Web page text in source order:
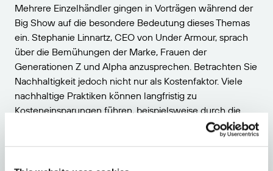
Mehrere Einzelhändler gingen in Vorträgen während der
Big Show auf die besondere Bedeutung dieses Themas
ein. Stephanie Linnartz, CEO von Under Armour, sprach
über die Bemühungen der Marke, Frauen der
Generationen Z und Alpha anzusprechen. Betrachten Sie
Nachhaltigkeit jedoch nicht nur als Kostenfaktor. Viele
nachhaltige Praktiken können langfristig zu
Kosteneinsparungen führen, beispielsweise durch die
Abfallentsorgungsgebühren. Die Umsetzung nachhaltiger
indem Prozesse optimiert und Verschwendung reduziert